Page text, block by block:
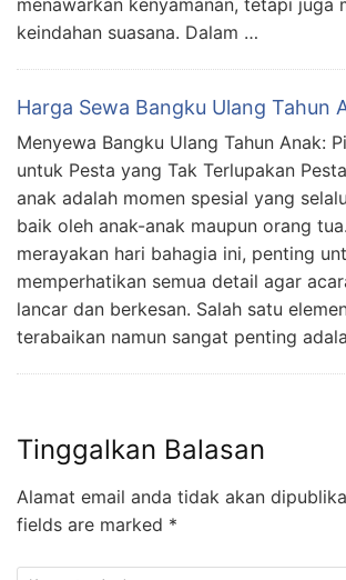
keindahan suasana. Dalam …
Harga Sewa Bangku Ulang Tahun
Menyewa Bangku Ulang Tahun Anak:
untuk Pesta yang Tak Terlupakan
anak adalah momen spesial yang
baik oleh anak-anak maupun orang
merayakan hari bahagia ini, penting
memperhatikan semua detail agar
lancar dan berkesan. Salah satu
terabaikan namun sangat penting
Tinggalkan Balasan
Alamat email anda tidak akan
fields are marked *